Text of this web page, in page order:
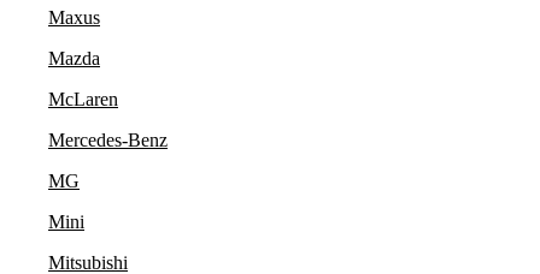
Maxus
Mazda
McLaren
Mercedes-Benz
MG
Mini
Mitsubishi